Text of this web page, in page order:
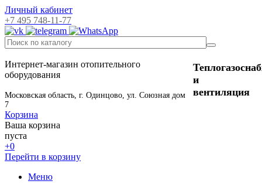
Личный кабинет
+7 495 748-11-77
и
вентиляция
Интернет-магазин отопительного
оборудования
Московская область, г. Одинцово, ул. Союзная дом
7
Корзина
Ваша корзина
пуста
+0
Перейти в корзину
Меню